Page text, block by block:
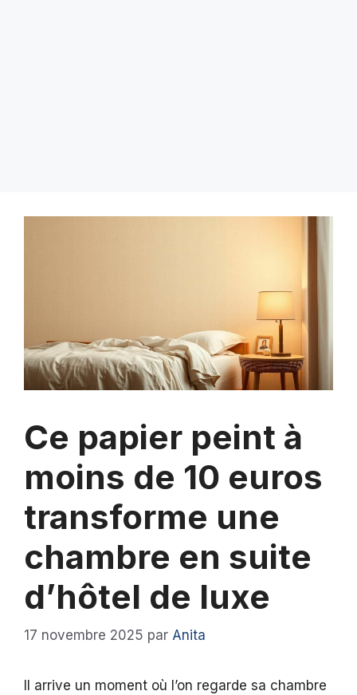
Ce papier peint à
moins de 10 euros
transforme une
chambre en suite
d’hôtel de luxe
17 novembre 2025 par Anita
Il arrive un moment où l’on regarde sa chambre